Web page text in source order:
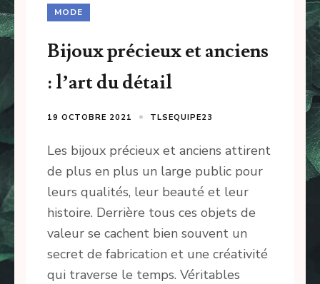
MODE
Bijoux précieux et anciens
: l’art du détail
19 OCTOBRE 2021 TLSEQUIPE23
Les bijoux précieux et anciens attirent
de plus en plus un large public pour
leurs qualités, leur beauté et leur
histoire. Derrière tous ces objets de
valeur se cachent bien souvent un
secret de fabrication et une créativité
qui traverse le temps. Véritables